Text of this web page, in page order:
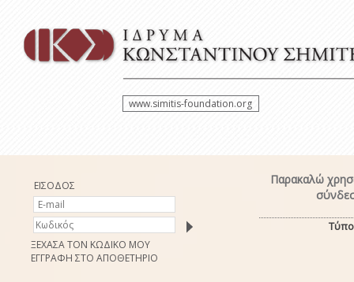
www.simitis-foundation.org
ΕΙΣΟΔΟΣ
ΞΕΧΑΣΑ ΤΟΝ ΚΩΔΙΚΟ ΜΟΥ
ΕΓΓΡΑΦΗ ΣΤΟ ΑΠΟΘΕΤΗΡΙΟ
Παρακαλώ